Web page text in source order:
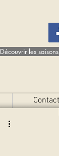
Découvrir les saisons
Contact